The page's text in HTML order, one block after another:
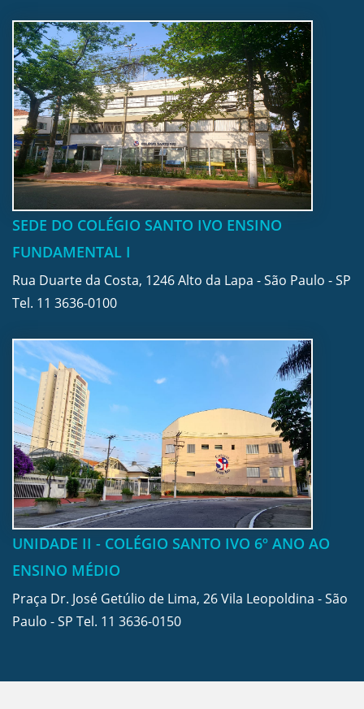
SEDE DO COLÉGIO SANTO IVO ENSINO
FUNDAMENTAL I
Rua Duarte da Costa, 1246 Alto da Lapa - São Paulo - SP
Tel. 11 3636-0100
UNIDADE II - COLÉGIO SANTO IVO 6º ANO AO
ENSINO MÉDIO
Praça Dr. José Getúlio de Lima, 26 Vila Leopoldina - São
Paulo - SP Tel. 11 3636-0150